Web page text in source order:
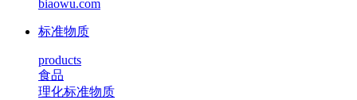
biaowu.com
标准物质
products
食品
理化标准物质